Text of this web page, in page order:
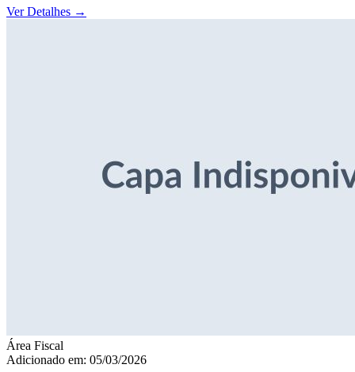
Ver Detalhes →
Área Fiscal
Adicionado em: 05/03/2026